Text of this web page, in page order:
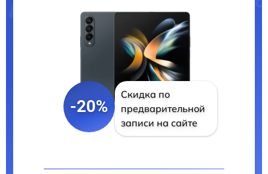
-20%
Скидка по
предварительной
записи на сайте